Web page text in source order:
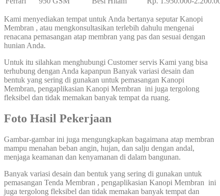
Kami menyediakan tempat untuk Anda bertanya seputar Kanopi
Membran , atau mengkonsultasikan terlebih dahulu mengenai
renacana pemasangan atap membran yang pas dan sesuai dengan
hunian Anda.
Untuk itu silahkan menghubungi Customer servis Kami yang bisa
terhubung dengan Anda kapanpun Banyak variasi desain dan
bentuk yang sering di gunakan untuk pemasangan Kanopi
Membran, pengaplikasian Kanopi Membran ini juga tergolong
fleksibel dan tidak memakan banyak tempat da ruang.
Foto Hasil Pekerjaan
Gambar-gambar ini juga mengungkapkan bagaimana atap membran
mampu menahan beban angin, hujan, dan salju dengan andal,
menjaga keamanan dan kenyamanan di dalam bangunan.
Banyak variasi desain dan bentuk yang sering di gunakan untuk
pemasangan Tenda Membran , pengaplikasian Kanopi Membran ini
juga tergolong fleksibel dan tidak memakan banyak tempat dan